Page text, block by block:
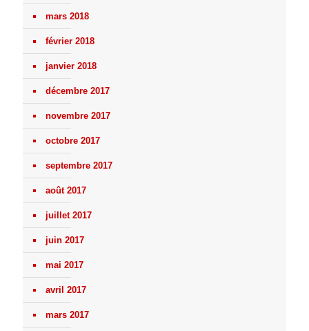
mars 2018
février 2018
janvier 2018
décembre 2017
novembre 2017
octobre 2017
septembre 2017
août 2017
juillet 2017
juin 2017
mai 2017
avril 2017
mars 2017